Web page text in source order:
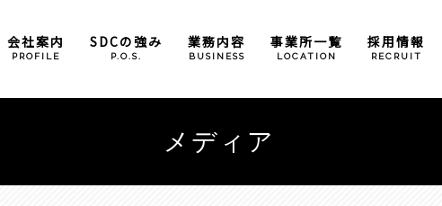
会社案内
PROFILE
SDCの強み
P.O.S.
業務内容
BUSINESS
包装加工業務
事業所一覧
LOCATION
大阪事業所
採用情報
RECRUIT
メディア